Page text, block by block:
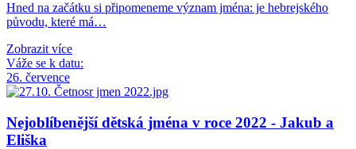
Hned na začátku si připomeneme význam jména: je hebrejského
původu, které má…
Zobrazit více
Váže se k datu:
26. července
Nejoblíbenější dětská jména v roce 2022 - Jakub a
Eliška